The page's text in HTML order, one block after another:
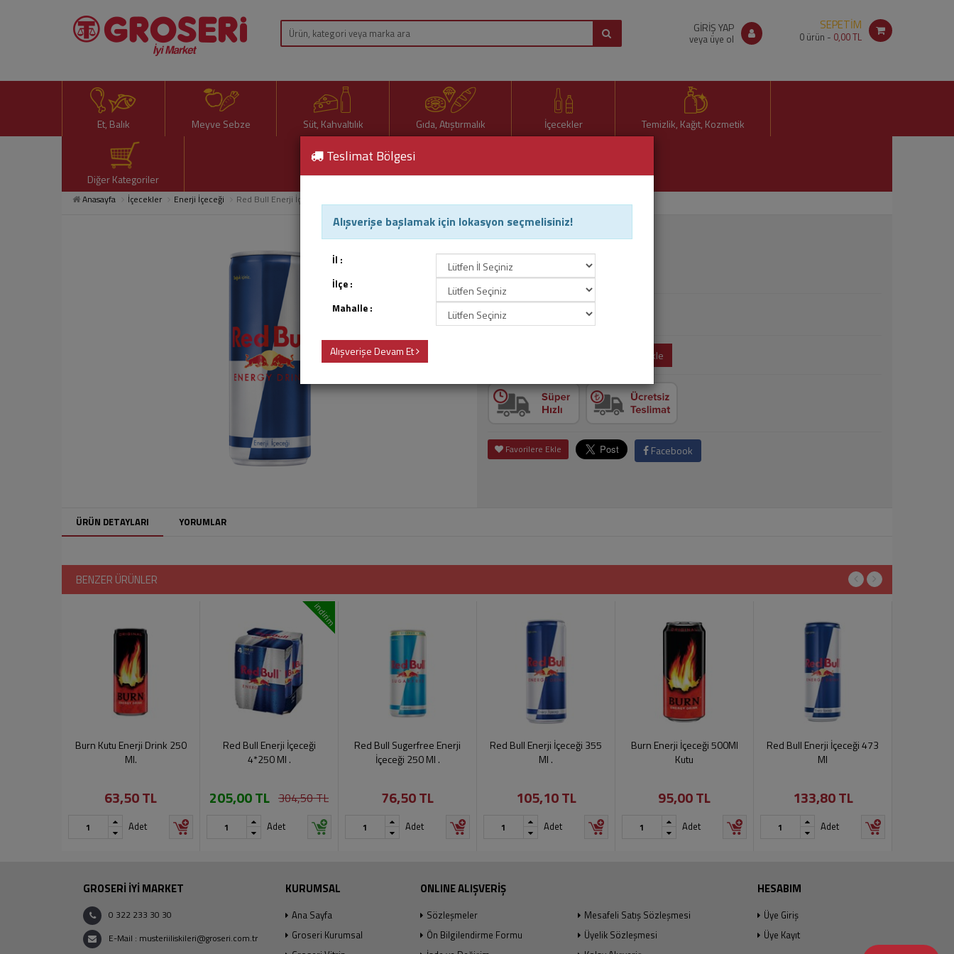
GİRİŞ YAP
veya üye ol
SEPETİM
0 ürün - 0,00 TL
Et, Balık Meyve Sebze Süt, Kahvaltılık Gıda, Atıştırmalık İçecekler Temizlik, Kağıt, Kozmetik
Diğer Kategoriler
Anasayfa İçecekler Enerji İçeceği Red Bull Enerji İçeceği 250 Ml
Red Bull Enerji İçeceği 250 Ml
Ürün Kodu : 13636
76,50 TL
Sepete Ekle
Favorilere Ekle Facebook
ÜRÜN DETAYLARI YORUMLAR
BENZER ÜRÜNLER
Burn Kutu Enerji Drink 250
Ml.
63,50 TL
Adet
indirim
Red Bull Enerji İçeceği
4*250 Ml .
205,00 TL 304,50 TL
Adet
Red Bull Sugerfree Enerji
İçeceği 250 Ml .
76,50 TL
Adet
Red Bull Enerji İçeceği 355
Ml .
105,10 TL
Adet
Burn Enerji İçeceği 500Ml
Kutu
95,00 TL
Adet
Red Bull Enerji İçeceği 473
Ml
133,80 TL
Adet
GROSERİ İYİ MARKET
0 322 233 30 30
E-Mail : musteriiliskileri@groseri.com.tr
KURUMSAL
Ana Sayfa
Groseri Kurumsal
ONLINE ALIŞVERİŞ
Sözleşmeler
Mesafeli Satış Sözleşmesi
Ön Bilgilendirme Formu
Üyelik Sözleşmesi
HESABIM
Üye Giriş
Üye Kayıt
Teslimat Bölgesi
Alışverişe başlamak için lokasyon seçmelisiniz!
İl :
İlçe :
Mahalle :
Alışverişe Devam Et